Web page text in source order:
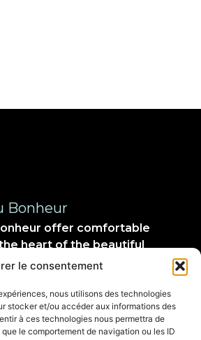
le consentement
nous utilisons des technologies
stocker et/ou accéder aux informations des
à ces technologies nous permettra de
le comportement de navigation ou les ID
Bonheur
offer comfortable
heart of the beautiful
Jean region.